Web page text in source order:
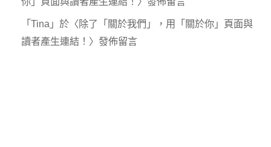
「 Tina 」於〈 除了「關於我們」，用「關於你」頁面與
讀者產生連結！ 〉發佈留言